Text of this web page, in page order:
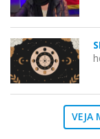
VEJA